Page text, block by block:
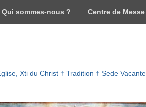
Qui sommes-nous ? Centre de Messe
Xti du Christ † Tradition † Sede Vacante